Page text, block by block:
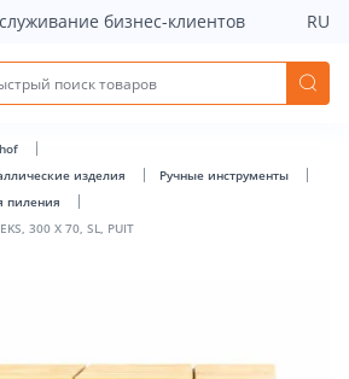
300 X 70, SL, PUIT -
бизнес-клиентов RU
изделия
Ручные инструменты
пиления
300 X 70, SL, PUIT